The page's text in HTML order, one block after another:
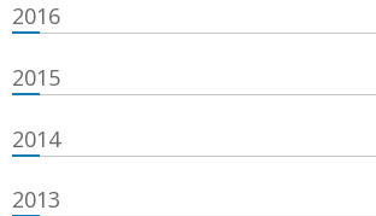
2016
2015
2014
2013